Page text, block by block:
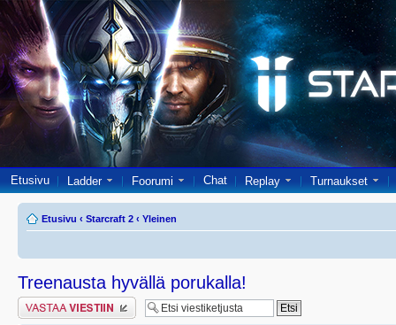
Etusivu Ladder Foorumi Chat Replay Turnaukset
Etusivu ‹ Starcraft 2 ‹ Yleinen
Treenausta hyvällä porukalla!
Lähetä vastaus